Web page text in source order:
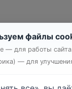
Реклама
файлы
— для работы
— для